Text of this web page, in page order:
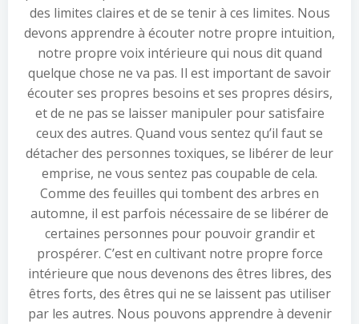
des limites claires et de se tenir à ces limites. Nous
devons apprendre à écouter notre propre intuition,
notre propre voix intérieure qui nous dit quand
quelque chose ne va pas. Il est important de savoir
écouter ses propres besoins et ses propres désirs,
et de ne pas se laisser manipuler pour satisfaire
ceux des autres. Quand vous sentez qu’il faut se
détacher des personnes toxiques, se libérer de leur
emprise, ne vous sentez pas coupable de cela.
Comme des feuilles qui tombent des arbres en
automne, il est parfois nécessaire de se libérer de
certaines personnes pour pouvoir grandir et
prospérer. C’est en cultivant notre propre force
intérieure que nous devenons des êtres libres, des
êtres forts, des êtres qui ne se laissent pas utiliser
par les autres. Nous pouvons apprendre à devenir